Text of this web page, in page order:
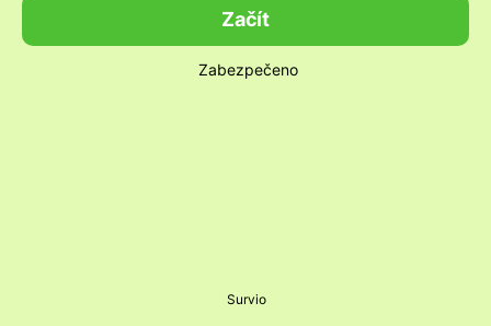
Začít
Zabezpečeno
Survio